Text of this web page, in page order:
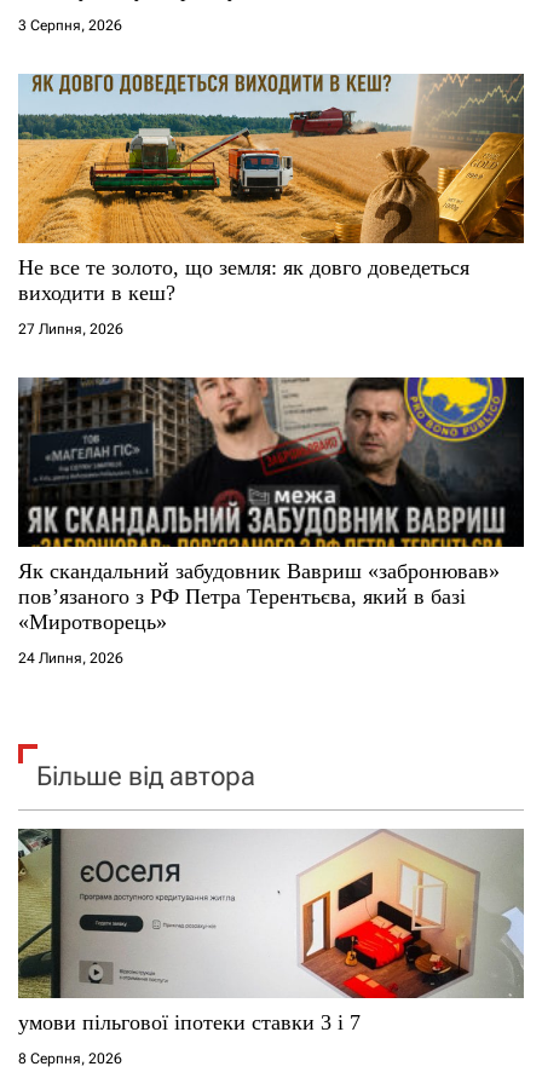
3 Серпня, 2026
Не все те золото, що земля: як довго доведеться
виходити в кеш?
27 Липня, 2026
Як скандальний забудовник Вавриш «забронював»
повʼязаного з РФ Петра Терентьєва, який в базі
«Миротворець»
24 Липня, 2026
Більше від автора
умови пільгової іпотеки ставки 3 і 7
8 Серпня, 2026